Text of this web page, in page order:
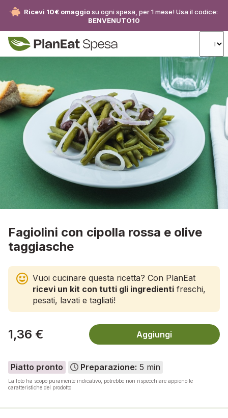
Ricevi 10€ omaggiosu ogni spesa, per 1 mese! Usa il codice:
BENVENUTO10
Fagiolini con cipolla rossa e olive
taggiasche
Vuoi cucinare questa ricetta? Con PlanEat
ricevi un kit con tutti gli ingredienti freschi,
pesati, lavati e tagliati!
1,36 € Aggiungi
Piatto pronto Preparazione: 5 min
La foto ha scopo puramente indicativo, potrebbe non rispecchiare appieno le
caratteristiche del prodotto.